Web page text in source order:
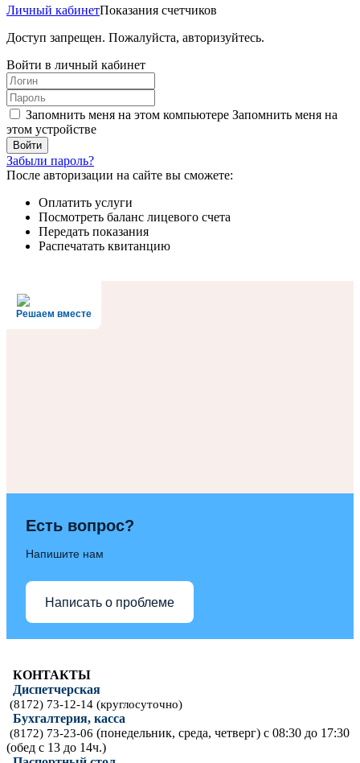
Личный кабинетПоказания счетчиков
Доступ запрещен. Пожалуйста, авторизуйтесь.
Войти в личный кабинет
Запомнить меня на этом компьютере Запомнить меня на
этом устройстве
Забыли пароль?
После авторизации на сайте вы сможете:
Оплатить услуги
Посмотреть баланс лицевого счета
Передать показания
Распечатать квитанцию
Решаем вместе
Есть вопрос?
Напишите нам
Написать о проблеме
КОНТАКТЫ
Диспетчерская
(8172) 73-12-14 (круглосуточно)
Бухгалтерия, касса
(8172) 73-23-06 (понедельник, среда, четверг) с 08:30 до 17:30
(обед с 13 до 14ч.)